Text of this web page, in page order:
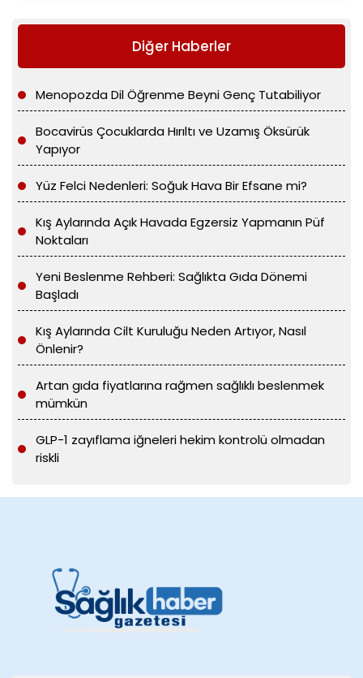
Diğer Haberler
Menopozda Dil Öğrenme Beyni Genç Tutabiliyor
Bocavirüs Çocuklarda Hırıltı ve Uzamış Öksürük
Yapıyor
Yüz Felci Nedenleri: Soğuk Hava Bir Efsane mi?
Kış Aylarında Açık Havada Egzersiz Yapmanın Püf
Noktaları
Yeni Beslenme Rehberi: Sağlıkta Gıda Dönemi
Başladı
Kış Aylarında Cilt Kuruluğu Neden Artıyor, Nasıl
Önlenir?
Artan gıda fiyatlarına rağmen sağlıklı beslenmek
mümkün
GLP-1 zayıflama iğneleri hekim kontrolü olmadan
riskli